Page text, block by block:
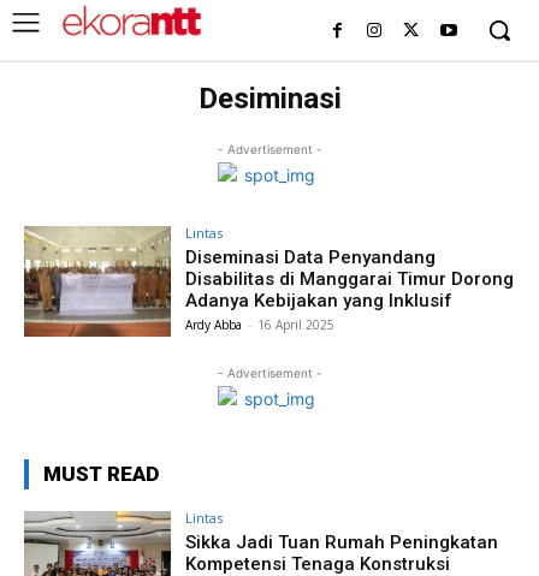
Desiminasi
- Advertisement -
Lintas
Diseminasi Data Penyandang
Disabilitas di Manggarai Timur Dorong
Adanya Kebijakan yang Inklusif
Ardy Abba - 16 April 2025
- Advertisement -
MUST READ
Lintas
Sikka Jadi Tuan Rumah Peningkatan
Kompetensi Tenaga Konstruksi